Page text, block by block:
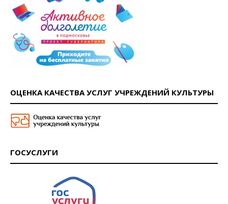
ОЦЕНКА КАЧЕСТВА УСЛУГ УЧРЕЖДЕНИЙ КУЛЬТУРЫ
ГОСУСЛУГИ